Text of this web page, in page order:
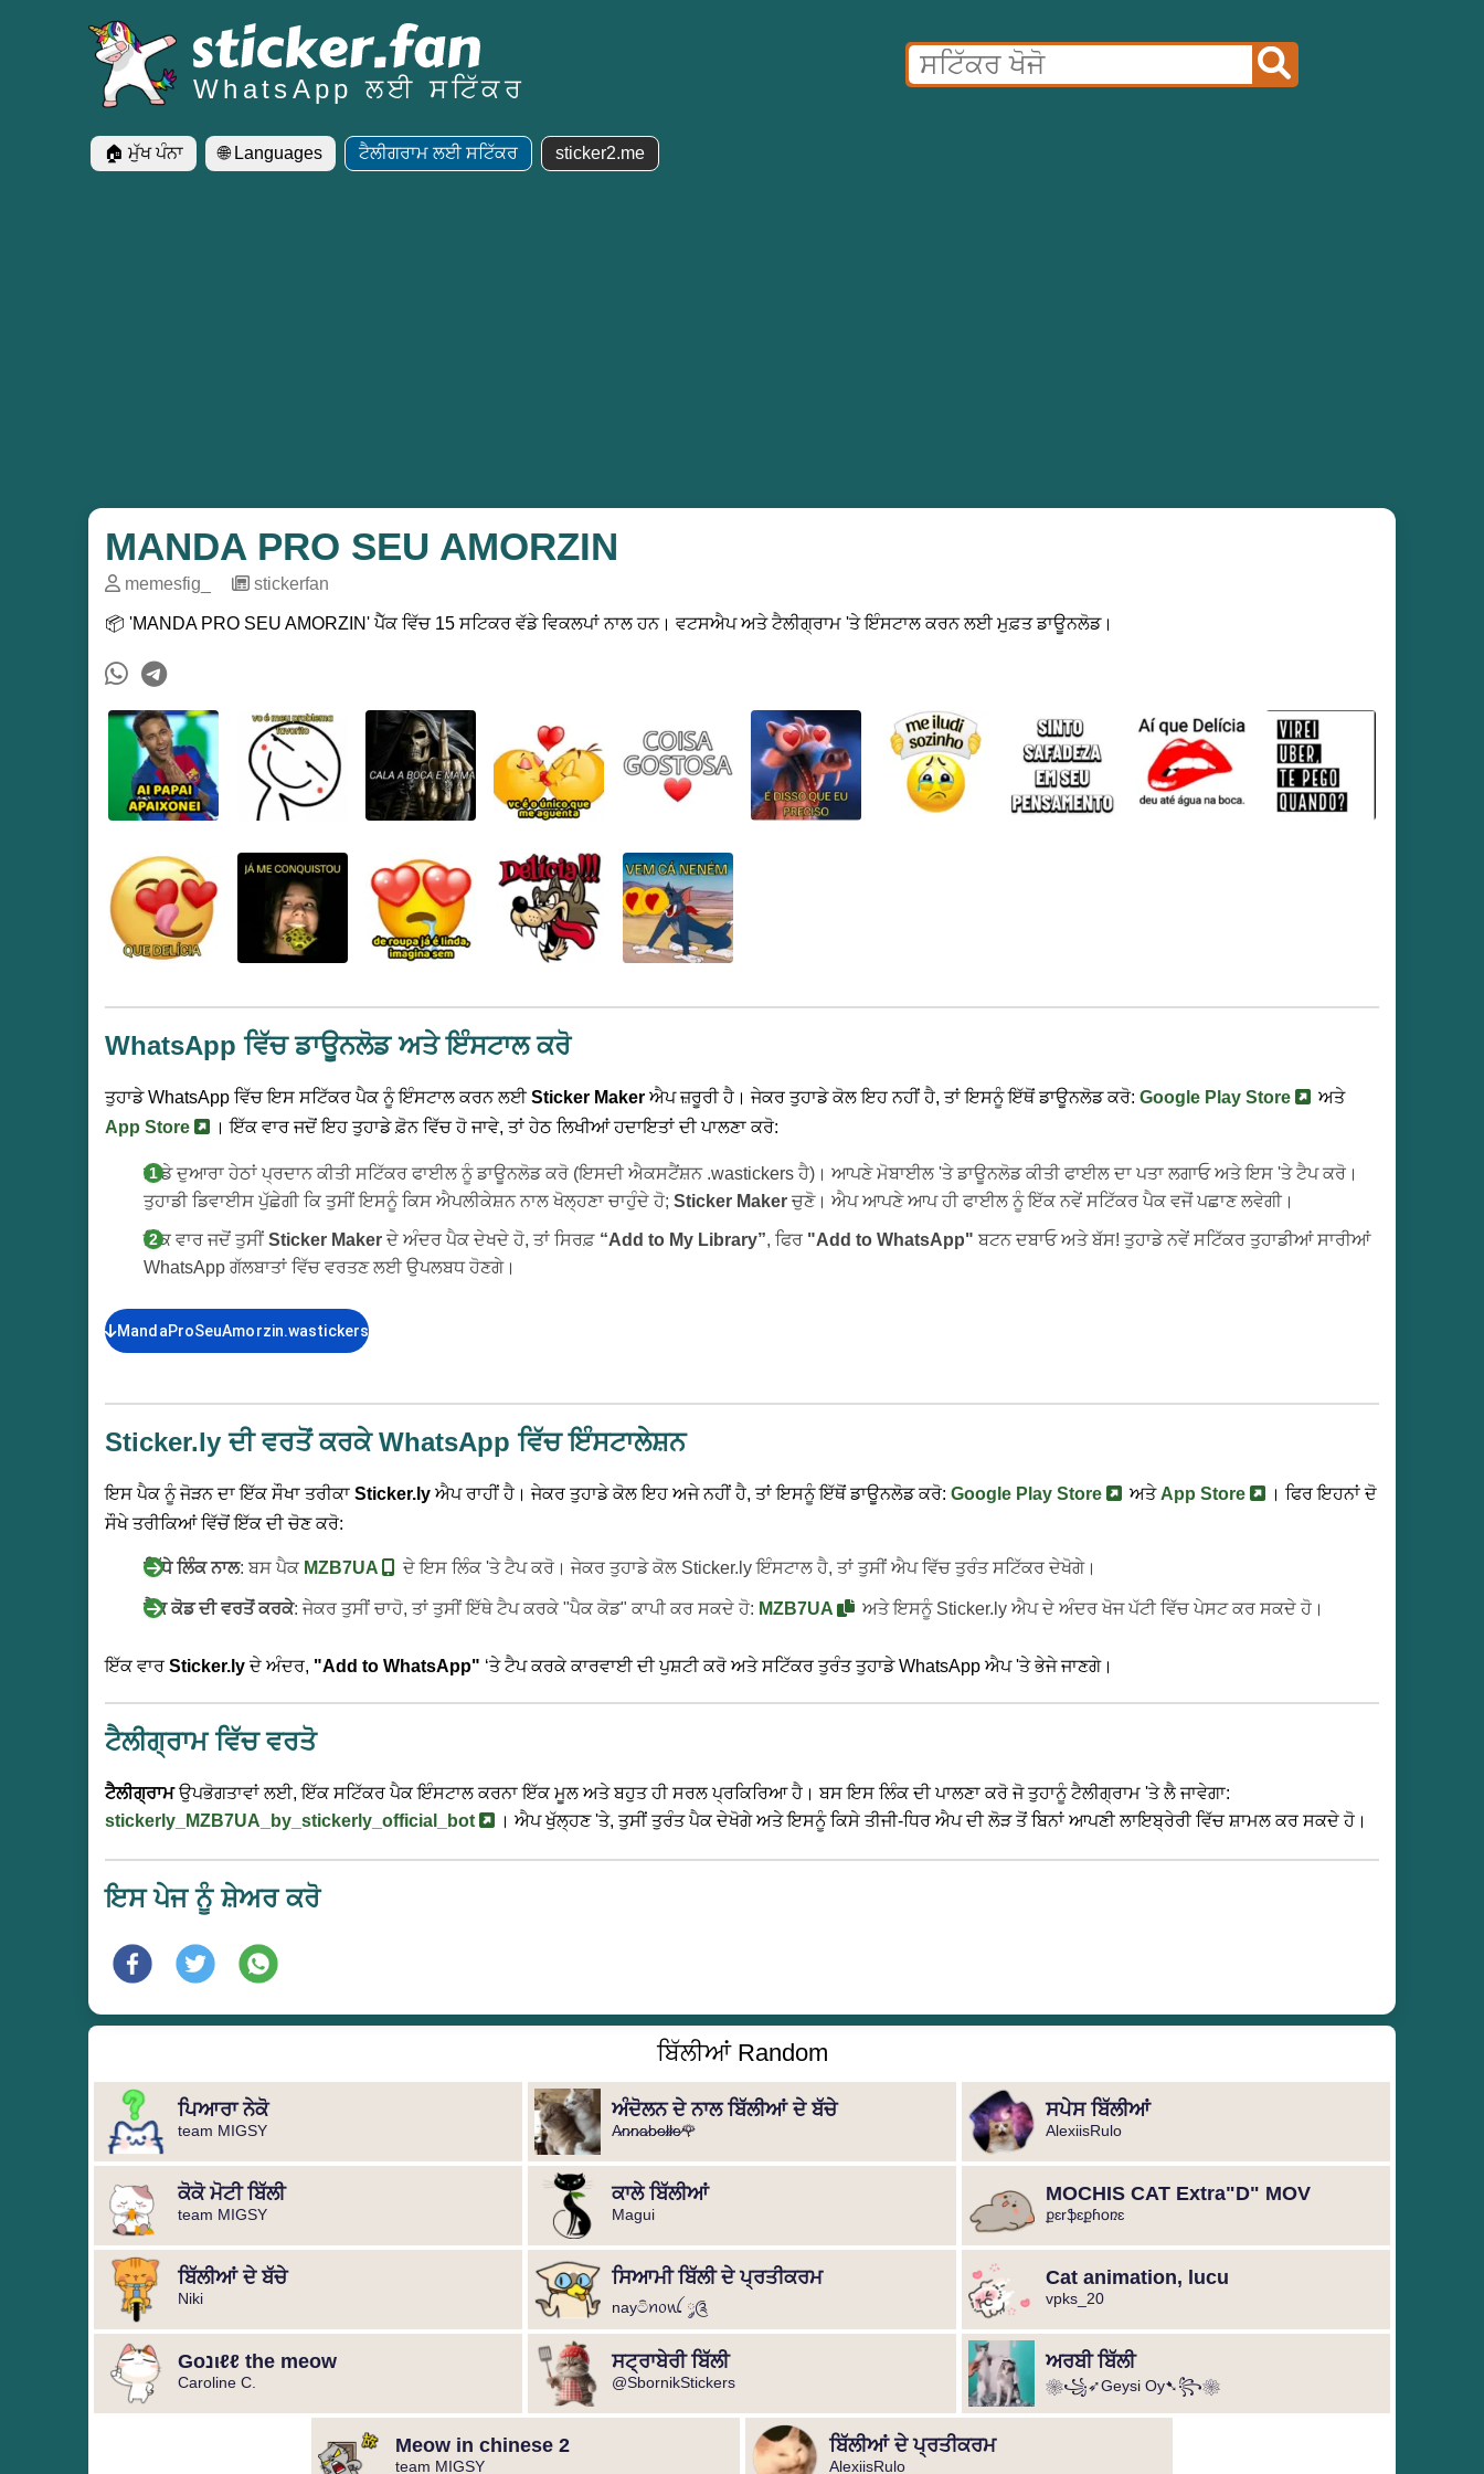
WhatsApp ਲਈ ਸਟਿੱਕਰ
🏠 ਮੁੱਖ ਪੰਨਾ 🌐 Languages ਟੈਲੀਗਰਾਮ ਲਈ ਸਟਿੱਕਰ sticker2.me
MANDA PRO SEU AMORZIN
memesfig_ stickerfan
📦 'MANDA PRO SEU AMORZIN' ਪੈੱਕ ਵਿੱਚ 15 ਸਟਿਕਰ ਵੱਡੇ ਵਿਕਲਪਾਂ ਨਾਲ ਹਨ। ਵਟਸਐਪ ਅਤੇ ਟੈਲੀਗ੍ਰਾਮ 'ਤੇ ਇੰਸਟਾਲ ਕਰਨ ਲਈ ਮੁਫ਼ਤ ਡਾਊਨਲੋਡ।
WhatsApp ਵਿੱਚ ਡਾਊਨਲੋਡ ਅਤੇ ਇੰਸਟਾਲ ਕਰੋ
ਤੁਹਾਡੇ WhatsApp ਵਿੱਚ ਇਸ ਸਟਿੱਕਰ ਪੈਕ ਨੂੰ ਇੰਸਟਾਲ ਕਰਨ ਲਈSticker Maker ਐਪ ਜ਼ਰੂਰੀ ਹੈ। ਜੇਕਰ ਤੁਹਾਡੇ ਕੋਲ ਇਹ ਨਹੀਂ ਹੈ, ਤਾਂ ਇਸਨੂੰ ਇੱਥੋਂ ਡਾਊਨਲੋਡ ਕਰੋ: Google Play Store
ਅਤੇ
App Store
। ਇੱਕ ਵਾਰ ਜਦੋਂ ਇਹ ਤੁਹਾਡੇ ਫ਼ੋਨ ਵਿੱਚ ਹੋ ਜਾਵੇ, ਤਾਂ ਹੇਠ ਲਿਖੀਆਂ ਹਦਾਇਤਾਂ ਦੀ ਪਾਲਣਾ ਕਰੋ:
ਸਾਡੇ ਦੁਆਰਾ ਹੇਠਾਂ ਪ੍ਰਦਾਨ ਕੀਤੀ ਸਟਿੱਕਰ ਫਾਈਲ ਨੂੰ ਡਾਊਨਲੋਡ ਕਰੋ (ਇਸਦੀ ਐਕਸਟੈਂਸ਼ਨ .wastickers ਹੈ)। ਆਪਣੇ ਮੋਬਾਈਲ 'ਤੇ ਡਾਊਨਲੋਡ ਕੀਤੀ ਫਾਈਲ ਦਾ ਪਤਾ ਲਗਾਓ ਅਤੇ ਇਸ 'ਤੇ ਟੈਪ ਕਰੋ।
ਤੁਹਾਡੀ ਡਿਵਾਈਸ ਪੁੱਛੇਗੀ ਕਿ ਤੁਸੀਂ ਇਸਨੂੰ ਕਿਸ ਐਪਲੀਕੇਸ਼ਨ ਨਾਲ ਖੋਲ੍ਹਣਾ ਚਾਹੁੰਦੇ ਹੋ; Sticker Maker ਚੁਣੋ। ਐਪ ਆਪਣੇ ਆਪ ਹੀ ਫਾਈਲ ਨੂੰ ਇੱਕ ਨਵੇਂ ਸਟਿੱਕਰ ਪੈਕ ਵਜੋਂ ਪਛਾਣ ਲਵੇਗੀ।
ਇੱਕ ਵਾਰ ਜਦੋਂ ਤੁਸੀਂ Sticker Maker ਦੇ ਅੰਦਰ ਪੈਕ ਦੇਖਦੇ ਹੋ, ਤਾਂ ਸਿਰਫ਼ “Add to My Library”, ਫਿਰ "Add to WhatsApp" ਬਟਨ ਦਬਾਓ ਅਤੇ ਬੱਸ! ਤੁਹਾਡੇ ਨਵੇਂ ਸਟਿੱਕਰ ਤੁਹਾਡੀਆਂ ਸਾਰੀਆਂ
WhatsApp ਗੱਲਬਾਤਾਂ ਵਿੱਚ ਵਰਤਣ ਲਈ ਉਪਲਬਧ ਹੋਣਗੇ।
MandaProSeuAmorzin.wastickers
Sticker.ly ਦੀ ਵਰਤੋਂ ਕਰਕੇ WhatsApp ਵਿੱਚ ਇੰਸਟਾਲੇਸ਼ਨ
ਇਸ ਪੈਕ ਨੂੰ ਜੋੜਨ ਦਾ ਇੱਕ ਸੌਖਾ ਤਰੀਕਾ Sticker.ly ਐਪ ਰਾਹੀਂ ਹੈ। ਜੇਕਰ ਤੁਹਾਡੇ ਕੋਲ ਇਹ ਅਜੇ ਨਹੀਂ ਹੈ, ਤਾਂ ਇਸਨੂੰ ਇੱਥੋਂ ਡਾਊਨਲੋਡ ਕਰੋ: Google Play Store ਅਤੇ App Store
। ਫਿਰ ਇਹਨਾਂ ਦੋ
ਸੌਖੇ ਤਰੀਕਿਆਂ ਵਿੱਚੋਂ ਇੱਕ ਦੀ ਚੋਣ ਕਰੋ:
ਸਿੱਧੇ ਲਿੰਕ ਨਾਲ: ਬਸ ਪੈਕ MZB7UA ਦੇ ਇਸ ਲਿੰਕ 'ਤੇ ਟੈਪ ਕਰੋ। ਜੇਕਰ ਤੁਹਾਡੇ ਕੋਲ Sticker.ly ਇੰਸਟਾਲ ਹੈ, ਤਾਂ ਤੁਸੀਂ ਐਪ ਵਿੱਚ ਤੁਰੰਤ ਸਟਿੱਕਰ ਦੇਖੋਗੇ।
ਪੈਕ ਕੋਡ ਦੀ ਵਰਤੋਂ ਕਰਕੇ: ਜੇਕਰ ਤੁਸੀਂ ਚਾਹੋ, ਤਾਂ ਤੁਸੀਂ ਇੱਥੇ ਟੈਪ ਕਰਕੇ "ਪੈਕ ਕੋਡ" ਕਾਪੀ ਕਰ ਸਕਦੇ ਹੋ: MZB7UA ਅਤੇ ਇਸਨੂੰ Sticker.ly ਐਪ ਦੇ ਅੰਦਰ ਖੋਜ ਪੱਟੀ ਵਿੱਚ ਪੇਸਟ ਕਰ ਸਕਦੇ ਹੋ।
ਇੱਕ ਵਾਰ Sticker.lyਦੇ ਅੰਦਰ, "Add to WhatsApp" ‘ਤੇ ਟੈਪ ਕਰਕੇ ਕਾਰਵਾਈ ਦੀ ਪੁਸ਼ਟੀ ਕਰੋ ਅਤੇ ਸਟਿੱਕਰ ਤੁਰੰਤ ਤੁਹਾਡੇ WhatsApp ਐਪ 'ਤੇ ਭੇਜੇ ਜਾਣਗੇ।
ਟੈਲੀਗ੍ਰਾਮ ਵਿੱਚ ਵਰਤੋ
ਟੈਲੀਗ੍ਰਾਮਉਪਭੋਗਤਾਵਾਂ ਲਈ, ਇੱਕ ਸਟਿੱਕਰ ਪੈਕ ਇੰਸਟਾਲ ਕਰਨਾ ਇੱਕ ਮੂਲ ਅਤੇ ਬਹੁਤ ਹੀ ਸਰਲ ਪ੍ਰਕਿਰਿਆ ਹੈ। ਬਸ ਇਸ ਲਿੰਕ ਦੀ ਪਾਲਣਾ ਕਰੋ ਜੋ ਤੁਹਾਨੂੰ ਟੈਲੀਗ੍ਰਾਮ 'ਤੇ ਲੈ ਜਾਵੇਗਾ:
stickerly_MZB7UA_by_stickerly_official_bot
। ਐਪ ਖੁੱਲ੍ਹਣ 'ਤੇ, ਤੁਸੀਂ ਤੁਰੰਤ ਪੈਕ ਦੇਖੋਗੇ ਅਤੇ ਇਸਨੂੰ ਕਿਸੇ ਤੀਜੀ-ਧਿਰ ਐਪ ਦੀ ਲੋੜ ਤੋਂ ਬਿਨਾਂ ਆਪਣੀ ਲਾਇਬ੍ਰੇਰੀ ਵਿੱਚ ਸ਼ਾਮਲ ਕਰ ਸਕਦੇ ਹੋ।
ਇਸ ਪੇਜ ਨੂੰ ਸ਼ੇਅਰ ਕਰੋ
ਬਿੱਲੀਆਂ Random
ਪਿਆਰਾ ਨੇਕੋ
team MIGSY
ਅੰਦੋਲਨ ਦੇ ਨਾਲ ਬਿੱਲੀਆਂ ਦੇ ਬੱਚੇ
A̷n̷n̷a̷b̷e̷l̷l̷e̷🌹
ਸਪੇਸ ਬਿੱਲੀਆਂ
AlexiisRulo
ਕੋਕੋ ਮੋਟੀ ਬਿੱਲੀ
team MIGSY
ਕਾਲੇ ਬਿੱਲੀਆਂ
Magui
MOCHIS CAT Extra"D" MOV
քɛrֆɛքɦօռɛ
ਬਿੱਲੀਆਂ ਦੇ ਬੱਚੇ
Niki
ਸਿਆਮੀ ਬਿੱਲੀ ਦੇ ਪ੍ਰਤੀਕਰਮ
nayටිꪀ᥆ꪡ ༘༊
Cat animation, lucu
vpks_20
Gοנιℓℓ the meow
Caroline C.
ਸਟ੍ਰਾਬੇਰੀ ਬਿੱਲੀ
@SbornikStickers
ਅਰਬੀ ਬਿੱਲੀ
❀꧁➶Geysi Oy➷꧂❀ ️
Meow in chinese 2
team MIGSY
ਬਿੱਲੀਆਂ ਦੇ ਪ੍ਰਤੀਕਰਮ
AlexiisRulo